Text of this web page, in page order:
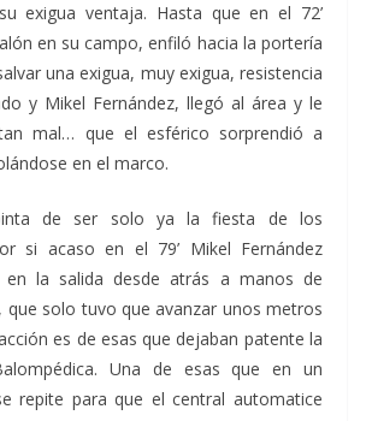
exigua ventaja. Hasta que en el 72’
en su campo, enfiló hacia la portería
una exigua, muy exigua, resistencia
y Mikel Fernández, llegó al área y le
mal… que el esférico sorprendió a
en el marco.
de ser solo ya la fiesta de los
si acaso en el 79’ Mikel Fernández
la salida desde atrás a manos de
que solo tuvo que avanzar unos metros
es de esas que dejaban patente la
Una de esas que en un
repite para que el central automatice